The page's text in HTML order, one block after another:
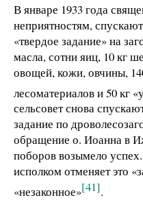
В январе 1933 года
неприятностям,
«твердое задание» на
масла, сотни яиц, 10 кг
овощей, кожи, овчины,
лесоматериалов и 50 кг
сельсовет снова
задание по
обращение о. Иоанна в
поборов возымело
исполком отменяет это
«незаконное»[41].